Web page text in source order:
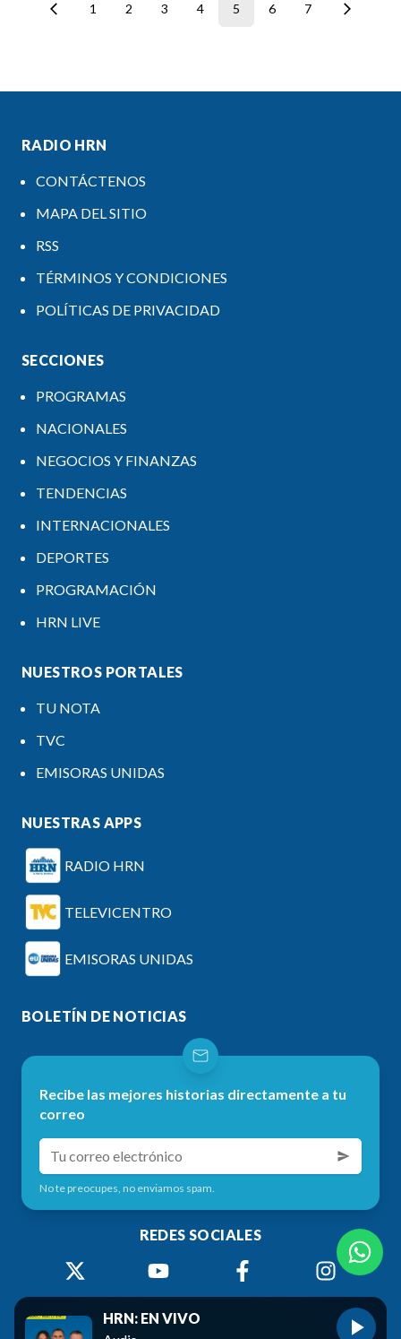
1 2 3 4 5 6 7
RADIO HRN
CONTÁCTENOS
MAPA DEL SITIO
RSS
TÉRMINOS Y CONDICIONES
POLÍTICAS DE PRIVACIDAD
SECCIONES
PROGRAMAS
NACIONALES
NEGOCIOS Y FINANZAS
TENDENCIAS
INTERNACIONALES
DEPORTES
PROGRAMACIÓN
HRN LIVE
NUESTROS PORTALES
TU NOTA
TVC
EMISORAS UNIDAS
NUESTRAS APPS
RADIO HRN
TELEVICENTRO
EMISORAS UNIDAS
BOLETÍN DE NOTICIAS
Recibe las mejores historias directamente a tu
correo
No te preocupes, no enviamos spam.
REDES SOCIALES
HRN: EN VIVO